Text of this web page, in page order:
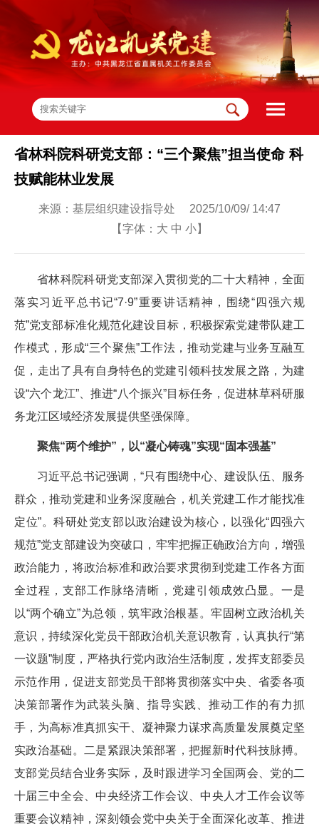
省林科院科研党支部：“三个聚焦”担当使命 科
技赋能林业发展
来源：基层组织建设指导处 2025/10/09/ 14:47
【字体： 大 中 小】
省林科院科研党支部深入贯彻党的二十大精神，全面
落实习近平总书记“7·9”重要讲话精神，围绕“四强六规
范”党支部标准化规范化建设目标，积极探索党建带队建工
作模式，形成“三个聚焦”工作法，推动党建与业务互融互
促，走出了具有自身特色的党建引领科技发展之路，为建
设“六个龙江”、推进“八个振兴”目标任务，促进林草科研服
务龙江区域经济发展提供坚强保障。
聚焦“两个维护”，以“凝心铸魂”实现“固本强基”
习近平总书记强调，“只有围绕中心、建设队伍、服务
群众，推动党建和业务深度融合，机关党建工作才能找准
定位”。科研处党支部以政治建设为核心，以强化“四强六
规范”党支部建设为突破口，牢牢把握正确政治方向，增强
政治能力，将政治标准和政治要求贯彻到党建工作各方面
全过程，支部工作脉络清晰，党建引领成效凸显。一是
以“两个确立”为总领，筑牢政治根基。牢固树立政治机关
意识，持续深化党员干部政治机关意识教育，认真执行“第
一议题”制度，严格执行党内政治生活制度，发挥支部委员
示范作用，促进支部党员干部将贯彻落实中央、省委各项
决策部署作为武装头脑、指导实践、推动工作的有力抓
手，为高标准真抓实干、凝神聚力谋求高质量发展奠定坚
实政治基础。二是紧跟决策部署，把握新时代科技脉搏。
支部党员结合业务实际，及时跟进学习全国两会、党的二
十届三中全会、中央经济工作会议、中央人才工作会议等
重要会议精神，深刻领会党中央关于全面深化改革、推进